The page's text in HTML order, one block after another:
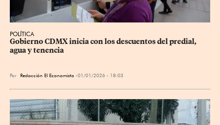
POLÍTICA
Gobierno CDMX inicia con los descuentos del predial,
agua y tenencia
Por Redacción El Economista 01/01/2026 - 18:03